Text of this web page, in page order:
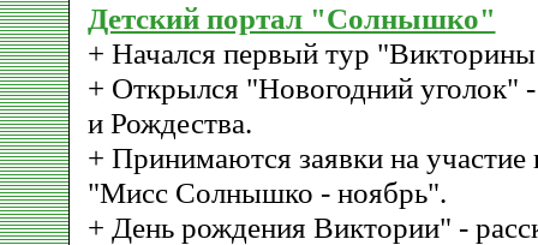
Детский портал "Солнышко"
+ Начался первый тур
+ Открылся "Новогодний уголок" -
и Рождества.
+ Принимаются заявки на участие
"Мисс Солнышко - ноябрь".
+ День рождения Виктории" -